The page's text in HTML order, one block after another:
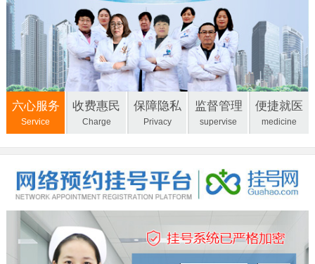
六心服务
Service
收费惠民
Charge
保障隐私
Privacy
监督管理
supervise
便捷就医
medicine